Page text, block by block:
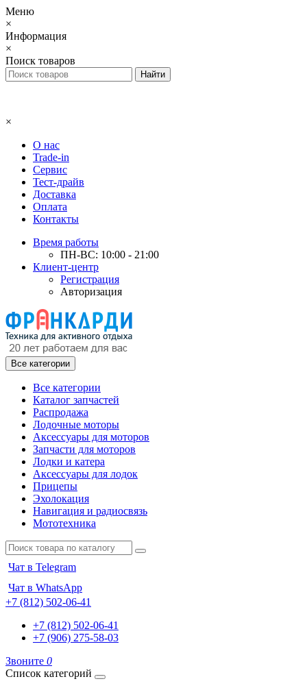
Меню
×
Информация
×
Поиск товаров
×
О нас
Trade-in
Сервис
Тест-драйв
Доставка
Оплата
Контакты
Время работы
ПН-ВС: 10:00 - 21:00
Клиент-центр
Регистрация
Авторизация
Все категории
Все категории
Каталог запчастей
Распродажа
Лодочные моторы
Аксессуары для моторов
Запчасти для моторов
Лодки и катера
Аксессуары для лодок
Прицепы
Эхолокация
Навигация и радиосвязь
Мототехника
Чат в Telegram
Чат в WhatsApp
+7 (812) 502-06-41
+7 (812) 502-06-41
+7 (906) 275-58-03
Звоните 0
Список категорий